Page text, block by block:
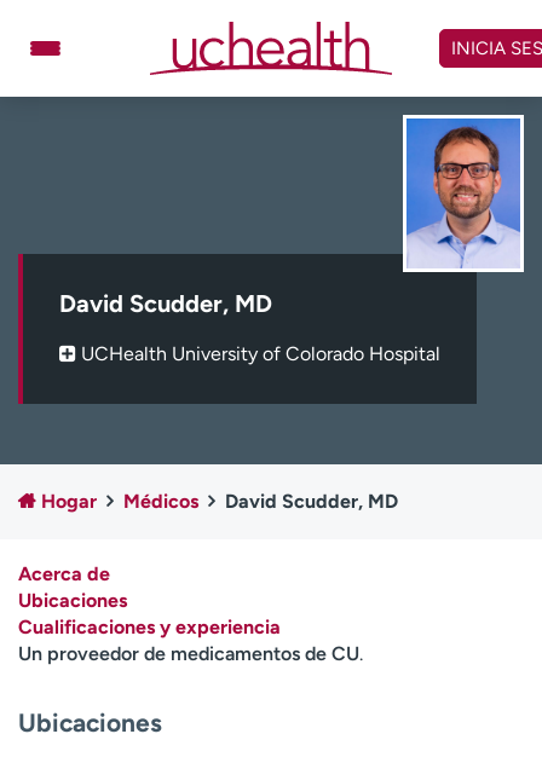
contenido
Carreras
Acerca de UCHealth
Clases y eventos
Empleados
Atención a medios de
comunicación
Asistencia financiera
INICIA
David Scudder, MD
UCHealth University of Colorado Hospital
Hogar Médicos David Scudder, MD
Acerca de
Ubicaciones
Cualificaciones y experiencia
Un proveedor de medicamentos de CU.
Ubicaciones